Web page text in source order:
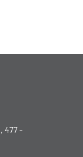
477 -